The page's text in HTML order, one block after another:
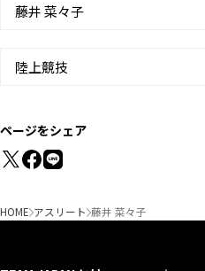
藤井 菜々子
陸上競技
ページをシェア
HOME アスリート 藤井 菜々子